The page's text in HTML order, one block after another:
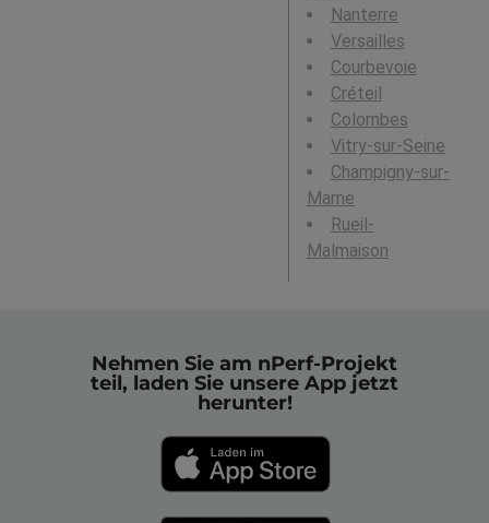
Nanterre
Versailles
Courbevoie
Créteil
Colombes
Vitry-sur-Seine
Champigny-sur-
Marne
Rueil-
Malmaison
Nehmen Sie am nPerf-Projekt
teil, laden Sie unsere App jetzt
herunter!